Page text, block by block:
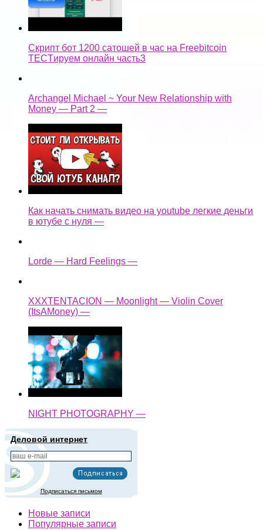
Скрипт бот 1200 сатошей в час на Freebitcoin
TECTируем онлайн часть3
Archangel Michael ~ Your New Relationship with
Money — Part 2 —
Как начать снимать видео на youtube легкие деньги
в ютубе с нуля —
Lorde — Hard Feelings —
XXXTENTACION — Moonlight — Violin Cover
(ItsAMoney) —
NIGHT PHOTOGRAPHY —
Деловой интернет
Подписаться письмом
Новые записи
Популярные записи